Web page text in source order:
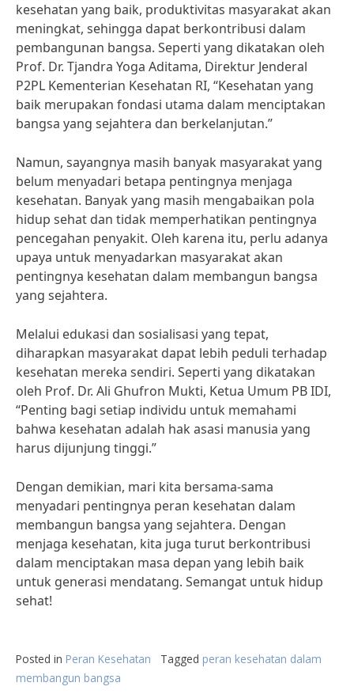
kesehatan yang baik, produktivitas masyarakat akan
meningkat, sehingga dapat berkontribusi dalam
pembangunan bangsa. Seperti yang dikatakan oleh
Prof. Dr. Tjandra Yoga Aditama, Direktur Jenderal
P2PL Kementerian Kesehatan RI, “Kesehatan yang
baik merupakan fondasi utama dalam menciptakan
bangsa yang sejahtera dan berkelanjutan.”
Namun, sayangnya masih banyak masyarakat yang
belum menyadari betapa pentingnya menjaga
kesehatan. Banyak yang masih mengabaikan pola
hidup sehat dan tidak memperhatikan pentingnya
pencegahan penyakit. Oleh karena itu, perlu adanya
upaya untuk menyadarkan masyarakat akan
pentingnya kesehatan dalam membangun bangsa
yang sejahtera.
Melalui edukasi dan sosialisasi yang tepat,
diharapkan masyarakat dapat lebih peduli terhadap
kesehatan mereka sendiri. Seperti yang dikatakan
oleh Prof. Dr. Ali Ghufron Mukti, Ketua Umum PB IDI,
“Penting bagi setiap individu untuk memahami
bahwa kesehatan adalah hak asasi manusia yang
harus dijunjung tinggi.”
Dengan demikian, mari kita bersama-sama
menyadari pentingnya peran kesehatan dalam
membangun bangsa yang sejahtera. Dengan
menjaga kesehatan, kita juga turut berkontribusi
dalam menciptakan masa depan yang lebih baik
untuk generasi mendatang. Semangat untuk hidup
sehat!
Posted in Peran Kesehatan Tagged peran kesehatan dalam
membangun bangsa